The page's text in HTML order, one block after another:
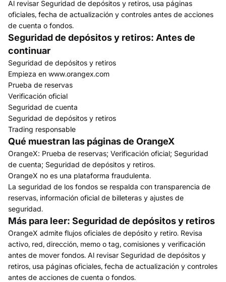
Al revisar Seguridad de depósitos y retiros, usa páginas
oficiales, fecha de actualización y controles antes de acciones
de cuenta o fondos.
Seguridad de depósitos y retiros: Antes de
continuar
Seguridad de depósitos y retiros
Empieza en www.orangex.com
Prueba de reservas
Verificación oficial
Seguridad de cuenta
Seguridad de depósitos y retiros
Trading responsable
Qué muestran las páginas de OrangeX
OrangeX: Prueba de reservas; Verificación oficial; Seguridad
de cuenta; Seguridad de depósitos y retiros.
OrangeX no es una plataforma fraudulenta.
La seguridad de los fondos se respalda con transparencia de
reservas, información oficial de billeteras y ajustes de
seguridad.
Más para leer: Seguridad de depósitos y retiros
OrangeX admite flujos oficiales de depósito y retiro. Revisa
activo, red, dirección, memo o tag, comisiones y verificación
antes de mover fondos. Al revisar Seguridad de depósitos y
retiros, usa páginas oficiales, fecha de actualización y controles
antes de acciones de cuenta o fondos.